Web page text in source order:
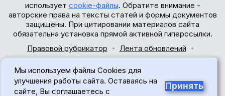
использует cookie-файлы. Обратите внимание -
авторские права на тексты статей и формы документов
защищены. При цитировании материалов сайта
обязательна установка прямой активной гиперссылки.
Правовой рубрикатор
Лента обновлений
© 2017-2026
Мы используем файлы Cookies для
улучшения работы сайта. Оставаясь на
сайте, Вы соглашаетесь с
Принять